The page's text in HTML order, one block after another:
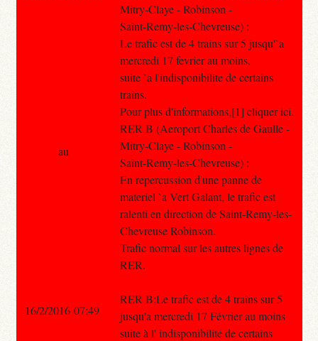
Mitry-Claye - Robinson -
Saint-Remy-les-Chevreuse) :
Le trafic est de 4 trains sur 5 jusqu'`a
mercredi 17 fevrier au moins,
suite `a l'indisponibilite de certains
trains.
Pour plus d'informations,[1] cliquer ici.
RER B (Aeroport Charles de Gaulle -
Mitry-Claye - Robinson -
Saint-Remy-les-Chevreuse) :
En repercussion d'une panne de
materiel `a Vert Galant, le trafic est
ralenti en direction de Saint-Remy-les-
Chevreuse Robinson.
Trafic normal sur les autres lignes de
RER.
RER B:Le trafic est de 4 trains sur 5
jusqu'a mercredi 17 Février au moins
suite à l' indisponibilité de certains
au
16/2/2016 07:49